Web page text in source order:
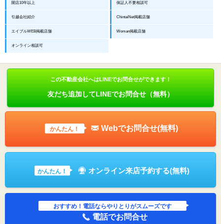
開店10年以上 保証人不要相談可
引越会社紹介 ChintaiNet掲載店舗
エイブルWEB掲載店舗 Woman掲載店舗
オンライン相談可
この不動産会社へはLINEでお問合せができます！
友だち追加してLINEでお問合せ（無料）
かんたん！ Webでお問合せ(無料)
かんたん！ オンライン来店予約する(無料)
おすすめ！電話ならやりとりがスムーズです
電話でお問合せ